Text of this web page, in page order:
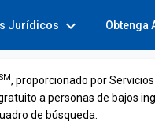
Jurídicos expand_more Obtenga
SM, proporcionado por
a personas de bajos
de búsqueda.